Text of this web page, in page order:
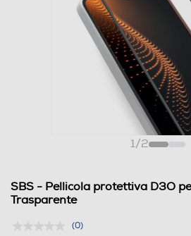
1/2
SBS - Pellicola protettiva D3O
Trasparente
(0)